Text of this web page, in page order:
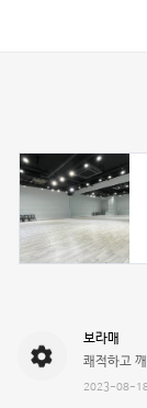
보라매
쾌적하고
2023-08-